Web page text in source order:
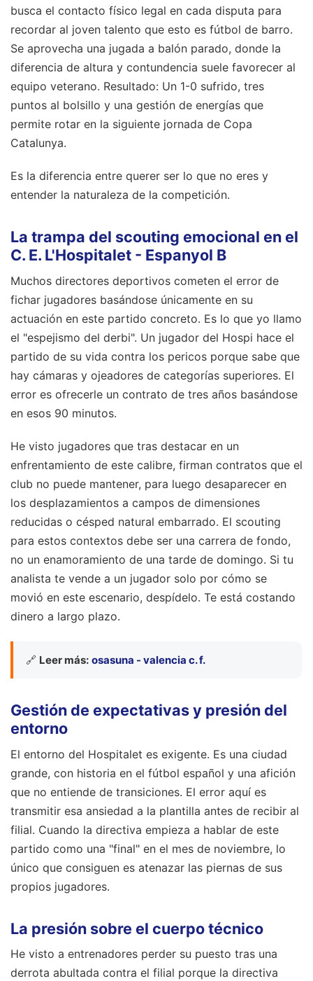
busca el contacto físico legal en cada disputa para
recordar al joven talento que esto es fútbol de barro.
Se aprovecha una jugada a balón parado, donde la
diferencia de altura y contundencia suele favorecer al
equipo veterano. Resultado: Un 1-0 sufrido, tres
puntos al bolsillo y una gestión de energías que
permite rotar en la siguiente jornada de Copa
Catalunya.
Es la diferencia entre querer ser lo que no eres y
entender la naturaleza de la competición.
La trampa del scouting emocional en el
C. E. L'Hospitalet - Espanyol B
Muchos directores deportivos cometen el error de
fichar jugadores basándose únicamente en su
actuación en este partido concreto. Es lo que yo llamo
el "espejismo del derbi". Un jugador del Hospi hace el
partido de su vida contra los pericos porque sabe que
hay cámaras y ojeadores de categorías superiores. El
error es ofrecerle un contrato de tres años basándose
en esos 90 minutos.
He visto jugadores que tras destacar en un
enfrentamiento de este calibre, firman contratos que el
club no puede mantener, para luego desaparecer en
los desplazamientos a campos de dimensiones
reducidas o césped natural embarrado. El scouting
para estos contextos debe ser una carrera de fondo,
no un enamoramiento de una tarde de domingo. Si tu
analista te vende a un jugador solo por cómo se
movió en este escenario, despídelo. Te está costando
dinero a largo plazo.
🔗 Leer más: osasuna - valencia c. f.
Gestión de expectativas y presión del
entorno
El entorno del Hospitalet es exigente. Es una ciudad
grande, con historia en el fútbol español y una afición
que no entiende de transiciones. El error aquí es
transmitir esa ansiedad a la plantilla antes de recibir al
filial. Cuando la directiva empieza a hablar de este
partido como una "final" en el mes de noviembre, lo
único que consiguen es atenazar las piernas de sus
propios jugadores.
La presión sobre el cuerpo técnico
He visto a entrenadores perder su puesto tras una
derrota abultada contra el filial porque la directiva